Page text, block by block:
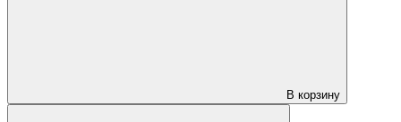
В корзину